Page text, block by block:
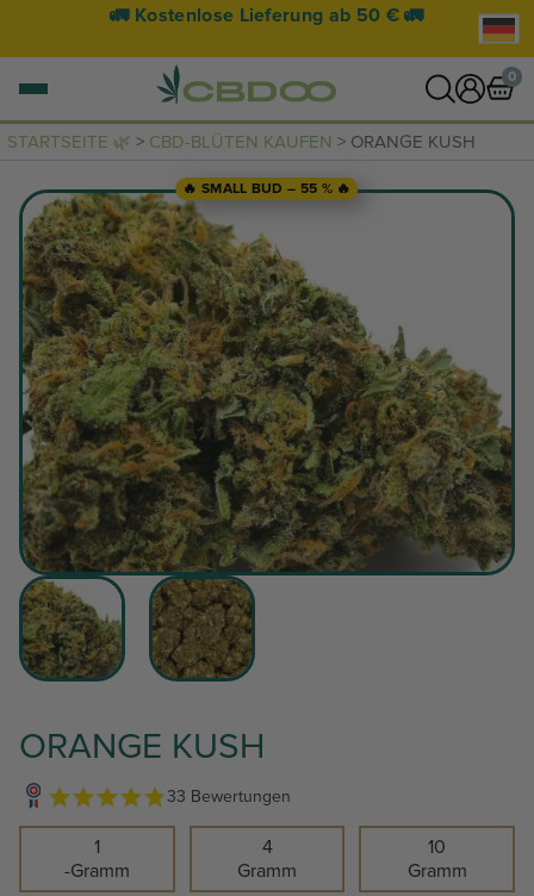
🚛 Kostenlose Lieferung ab 50 € 🚛
0
0 Artikel WARENKORB ANZEIGEN
Ihr Warenkorb ist leer.
STARTSEITE 🌿 > CBD-BLÜTEN KAUFEN > ORANGE KUSH
🔥 SMALL BUD – 55 % 🔥
ORANGE KUSH
33 Bewertungen
1
-Gramm
4
Gramm
10
Gramm